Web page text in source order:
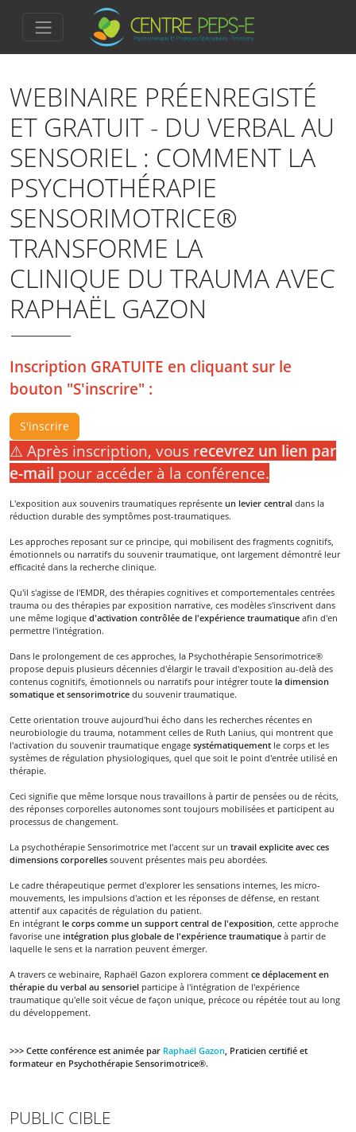
WEBINAIRE PRÉENREGISTÉ
ET GRATUIT - DU VERBAL AU
SENSORIEL : COMMENT LA
PSYCHOTHÉRAPIE
SENSORIMOTRICE®
TRANSFORME LA
CLINIQUE DU TRAUMA AVEC
RAPHAËL GAZON
Inscription GRATUITE en cliquant sur le
bouton "S'inscrire" :
S'inscrire
⚠️ Après inscription, vous recevrez un lien par
e-mail pour accéder à la conférence.
L'exposition aux souvenirs traumatiques représente un levier central dans la
réduction durable des symptômes post-traumatiques.
Les approches reposant sur ce principe, qui mobilisent des fragments cognitifs,
émotionnels ou narratifs du souvenir traumatique, ont largement démontré leur
efficacité dans la recherche clinique.
Qu'il s'agisse de l'EMDR, des thérapies cognitives et comportementales centrées
trauma ou des thérapies par exposition narrative, ces modèles s'inscrivent dans
une même logique d'activation contrôlée de l'expérience traumatique afin d'en
permettre l'intégration.
Dans le prolongement de ces approches, la Psychothérapie Sensorimotrice®
propose depuis plusieurs décennies d'élargir le travail d'exposition au-delà des
contenus cognitifs, émotionnels ou narratifs pour intégrer toute la dimension
somatique et sensorimotrice du souvenir traumatique.
Cette orientation trouve aujourd'hui écho dans les recherches récentes en
neurobiologie du trauma, notamment celles de Ruth Lanius, qui montrent que
l'activation du souvenir traumatique engage systématiquement le corps et les
systèmes de régulation physiologiques, quel que soit le point d'entrée utilisé en
thérapie.
Ceci signifie que même lorsque nous travaillons à partir de pensées ou de récits,
des réponses corporelles autonomes sont toujours mobilisées et participent au
processus de changement.
La psychothérapie Sensorimotrice met l'accent sur un travail explicite avec ces
dimensions corporelles souvent présentes mais peu abordées.
Le cadre thérapeutique permet d'explorer les sensations internes, les micro-
mouvements, les impulsions d'action et les réponses de défense, en restant
attentif aux capacités de régulation du patient.
En intégrant le corps comme un support central de l'exposition, cette approche
favorise une intégration plus globale de l'expérience traumatique à partir de
laquelle le sens et la narration peuvent émerger.
A travers ce webinaire, Raphaël Gazon explorera comment ce déplacement en
thérapie du verbal au sensoriel participe à l'intégration de l'expérience
traumatique qu'elle soit vécue de façon unique, précoce ou répétée tout au long
du développement.
>>> Cette conférence est animée par Raphaël Gazon, Praticien certifié et
formateur en Psychothérapie Sensorimotrice®.
PUBLIC CIBLE